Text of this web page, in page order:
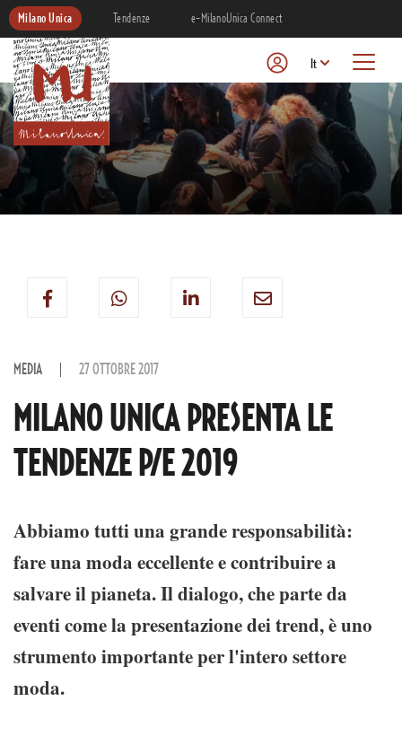
Milano Unica Tendenze e-MilanoUnica Connect
It
MEDIA 27 OTTOBRE 2017
MILANO UNICA PRESENTA LE
TENDENZE P/E 2019
Abbiamo tutti una grande responsabilità:
fare una moda eccellente e contribuire a
salvare il pianeta. Il dialogo, che parte da
eventi come la presentazione dei trend, è uno
strumento importante per l'intero settore
moda.